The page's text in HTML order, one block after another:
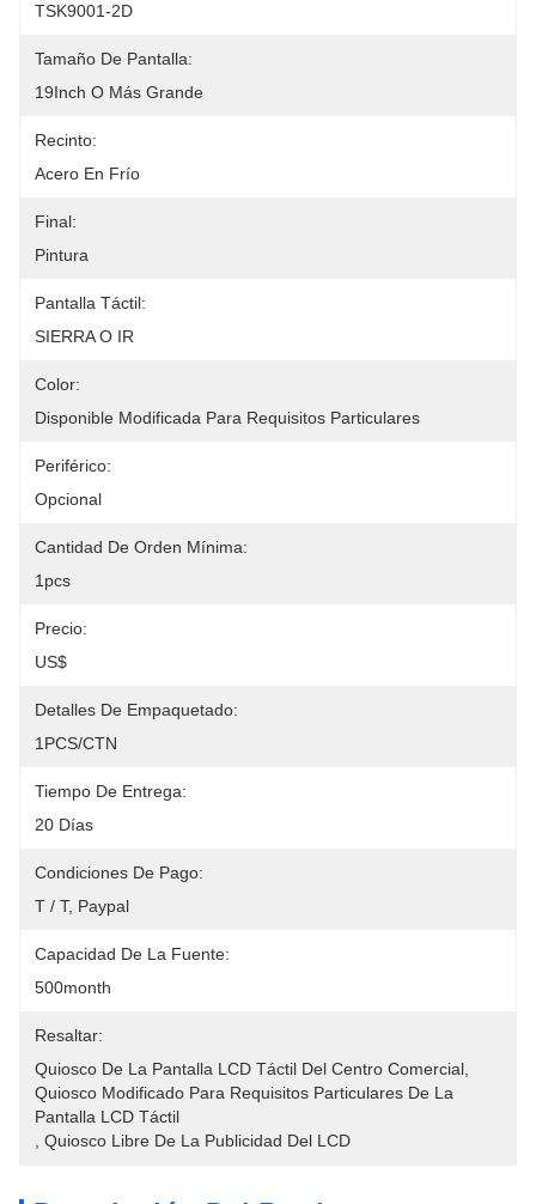
TSK9001-2D
Tamaño De Pantalla:
19Inch O Más Grande
Recinto:
Acero En Frío
Final:
Pintura
Pantalla Táctil:
SIERRA O IR
Color:
Disponible Modificada Para Requisitos Particulares
Periférico:
Opcional
Cantidad De Orden Mínima:
1pcs
Precio:
US$
Detalles De Empaquetado:
1PCS/CTN
Tiempo De Entrega:
20 Días
Condiciones De Pago:
T / T, Paypal
Capacidad De La Fuente:
500month
Resaltar:
Quiosco De La Pantalla LCD Táctil Del Centro Comercial
Quiosco Modificado Para Requisitos Particulares De La
Pantalla LCD Táctil
Quiosco Libre De La Publicidad Del LCD